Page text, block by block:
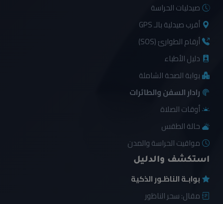
صيدليات الحراسة
أقرب صيدلية بالـ GPS
أرقام الطوارئ (SOS)
دليل الأطباء
بوابة الصحة الشاملة
رادار السفن والطائرات
أوقات الصلاة
حالة الطقس
مواقيت الحراسة والمدن
استكشف والدليل
بوابـة الناظـور الذكية
مقال: سحر الناظور